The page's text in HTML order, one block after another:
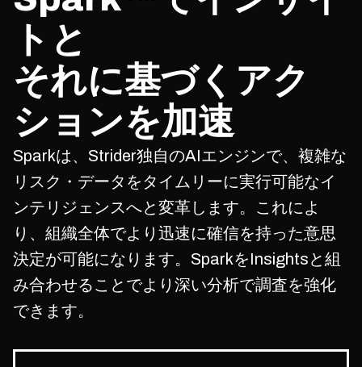
トと
それに基づくアク
ションを加速
Sparkは、Strider独自のAIエンジンで、複雑な
リスク・データをタイムリーに実行可能なイ
ンテリジェンスへと変革します。これによ
り、組織全体でより迅速に確信を持った意思
決定が可能になります。SparkをInsightsと組
み合わせることでより深い分析で調査を強化
できます。